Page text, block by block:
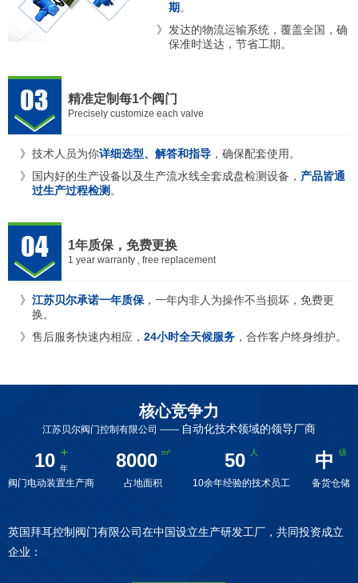
期 。
发达的物流运输系统，覆盖全国，确
保准时送达，节省工期。
精准定制每1个阀门
Precisely customize each valve
技术人员为你详细选型、解答和指导 ，确保配套使用。
国内好的生产设备以及生产流水线全套成盘检测设备， 产品皆通
过生产过程检测 。
1年质保，免费更换
1 year warranty , free replacement
江苏贝尔承诺一年质保 ，一年内非人为操作不当损坏，免费更
换。
售后服务快速内相应， 24小时全天候服务 ，合作客户终身维护。
核心竞争力
江苏贝尔阀门控制有限公司 —— 自动化技术领域的领导厂商
10
阀门电动装置生产商
8000
占地面积
50
10余年经验的技术员工
中
备货仓储
英国拜耳控制阀门有限公司在中国设立生产研发工厂，共同投资成立
企业：